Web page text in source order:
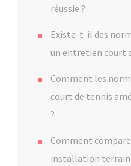
réussie ?
Existe-t-il des
un entretien court
Comment les
court de tennis
?
Comment
installation terrain